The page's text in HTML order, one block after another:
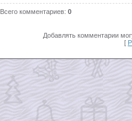
Всего комментариев: 0
Добавлять комментарии
[